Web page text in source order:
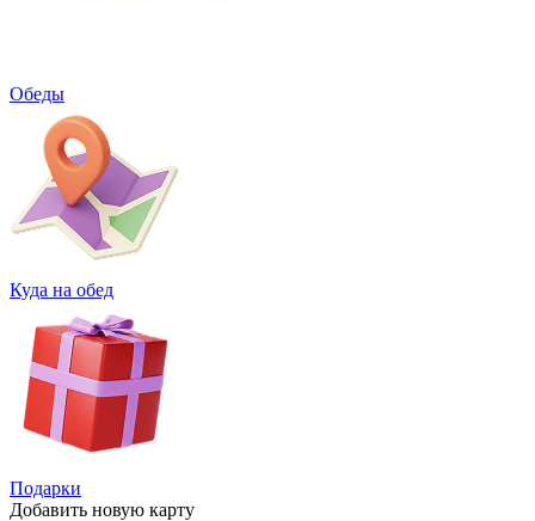
Обеды
Куда на обед
Подарки
Добавить новую карту